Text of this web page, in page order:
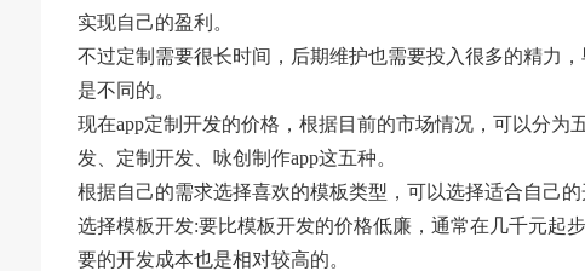
实现自己的盈利。
不过定制需要很长时间，后期维护也需要投入很多的精力
是不同的。
现在app定制开发的价格，根据目前的市场情况，可以分
发、定制开发、咏创制作app这五种。
根据自己的需求选择喜欢的模板类型，可以选择适合自己的
选择模板开发:要比模板开发的价格低廉，通常在几千元起
要的开发成本也是相对较高的。